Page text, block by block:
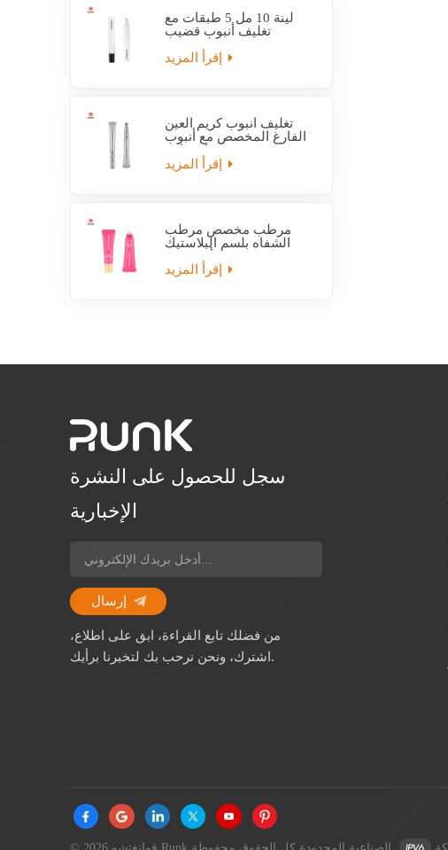
لينة 10 مل 5 طبقات مع
تغليف أنبوب قضيب
تغليف أنبوب كريم العين
الفارغ المخصص مع أنبوب
قضيب كهربائي
مرطب مخصص مرطب
الشفاه بلسم البلاستيك
فارغة ضغط أنبوب مع
قضيب
سجل للحصول على النشرة
الإخبارية
إرسال
من فضلك تابع القراءة، ابق على اطلاع،
اشترك، ونحن نرحب بك لتخبرنا برأيك.